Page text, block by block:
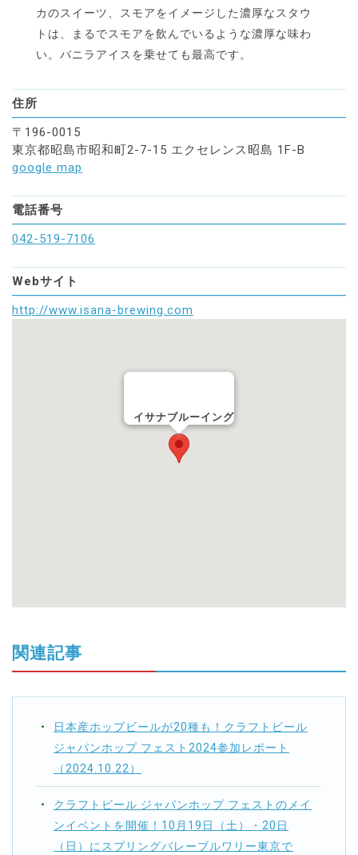
カのスイーツ、スモアをイメージした濃厚なスタウ
トは、まるでスモアを飲んでいるような濃厚な味わ
い。バニラアイスを乗せても最高です。
住所
〒196-0015
東京都昭島市昭和町2-7-15 エクセレンス昭島 1F-B
google map
電話番号
042-519-7106
Webサイト
http://www.isana-brewing.com
イサナブルーイング
関連記事
日本産ホップビールが20種も！クラフトビール
ジャパンホップ フェスト2024参加レポート
（2024.10.22）
クラフトビール ジャパンホップ フェストのメイ
ンイベントを開催！10月19日（土）・20日
（日）にスプリングバレーブルワリー東京で